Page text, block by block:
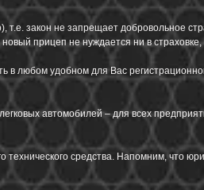
закон не запрещает добровольное
прицеп не нуждается ни в
в любом удобном для Вас
автомобилей – для всех
средства. Напомним, что